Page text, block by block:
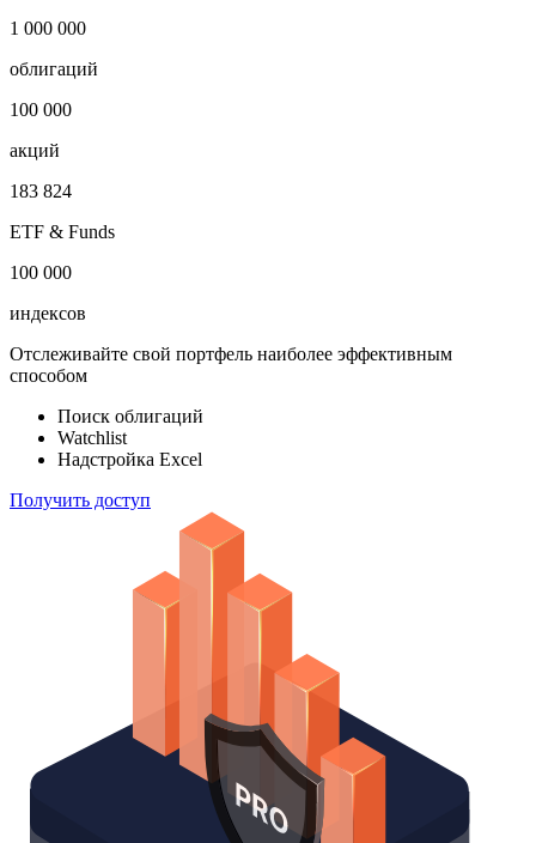
Показать все
Откройте глобальную базу данных
1 000 000
облигаций
100 000
акций
183 824
ETF & Funds
100 000
Отслеживайте свой портфель наиболее эффективным
способом
Поиск облигаций
Надстройка Excel
Получить доступ